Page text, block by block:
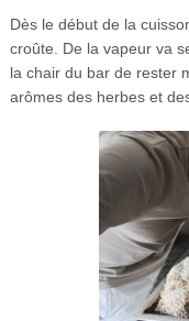
Dès le début de la
croûte. De la vapeur va
la chair du bar de rester
arômes des herbes et